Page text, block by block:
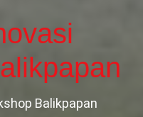
Balikpapan